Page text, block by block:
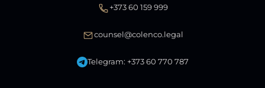
+373 60 159 999
counsel@colenco.legal
Telegram: +373 60 770 787